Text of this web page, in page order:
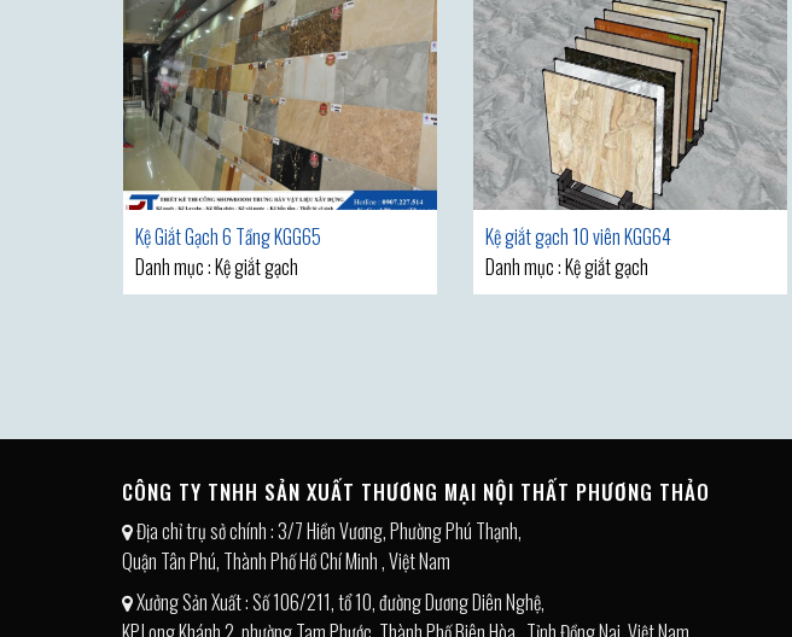
Kệ Giắt Gạch 6 Tầng KGG65
Danh mục : Kệ giắt gạch
Kệ giắt gạch 10 viên KGG64
Danh mục : Kệ giắt gạch
CÔNG TY TNHH SẢN XUẤT THƯƠNG MẠI NỘI THẤT PHƯƠNG THẢO
Địa chỉ trụ sở chính : 3/7 Hiền Vương, Phường Phú Thạnh,
Quận Tân Phú, Thành Phố Hồ Chí Minh , Việt Nam
Xưởng Sản Xuất : Số 106/211, tổ 10, đường Dương Diên Nghệ,